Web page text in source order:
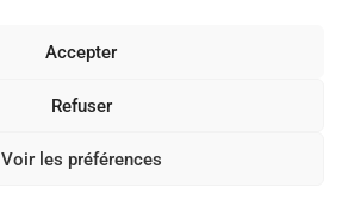
Accepter
Refuser
Voir les préférences